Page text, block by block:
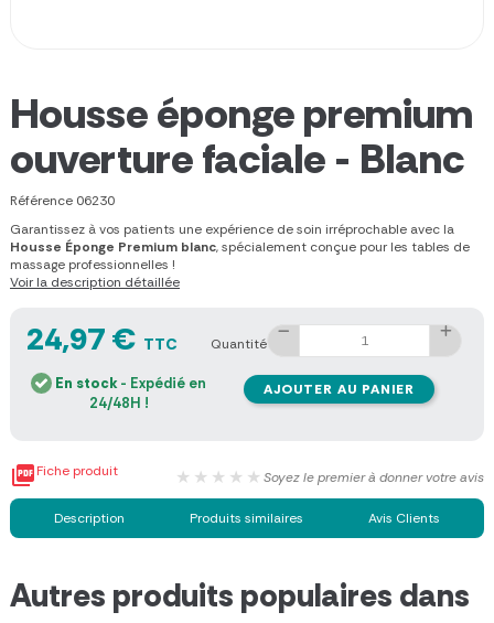
Housse éponge premium
ouverture faciale - Blanc
Référence 06230
Garantissez à vos patients une expérience de soin irréprochable avec la
Housse Éponge Premium blanc, spécialement conçue pour les tables de
massage professionnelles !
Voir la description détaillée
24,97 € TTC
En stock- Expédié en
24/48H !
Quantité
AJOUTER AU PANIER
Fiche produit ★★★★★ Soyez le premier à donner votre avis
Description Produits similaires Avis Clients
Autres produits populaires dans